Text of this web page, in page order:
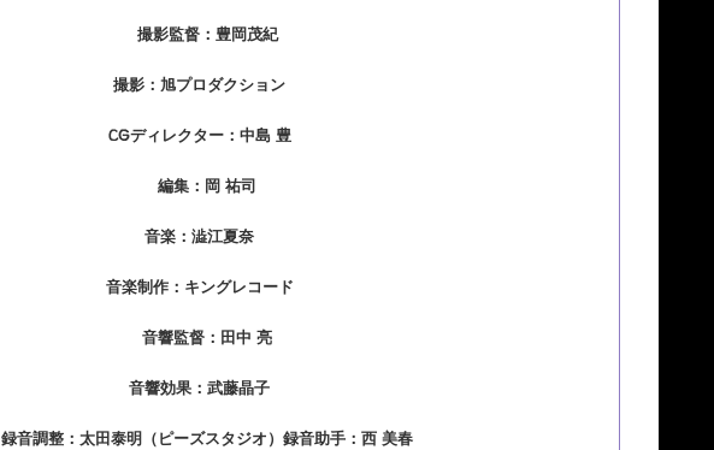
撮影監督：豊岡茂紀
撮影：旭プロダクション
CGディレクター：中島 豊
編集：岡 祐司
音楽：澁江夏奈
音楽制作：キングレコード
音響監督：田中 亮
音響効果：武藤晶子
録音調整：太田泰明（ピーズスタジオ）録音助手：西 美春